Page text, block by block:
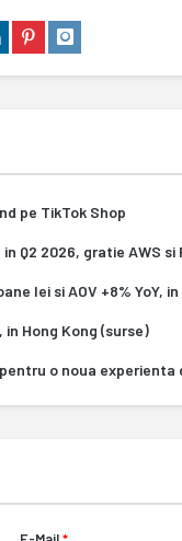
pe TikTok Shop
Q2 2026, gratie AWS si
lei si AOV +8% YoY, in
Hong Kong (surse)
o noua